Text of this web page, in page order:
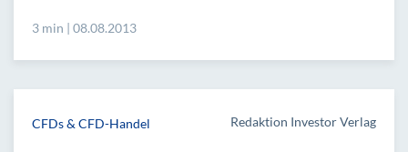
3 min | 08.08.2013
CFDs & CFD-Handel Redaktion Investor Verlag